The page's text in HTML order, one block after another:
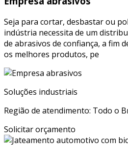
Seja para cortar, desbastar ou
indústria necessita de um
de abrasivos de confiança, a fim
os melhores produtos, pe
Soluções industriais
Região de atendimento: Todo o
Solicitar orçamento